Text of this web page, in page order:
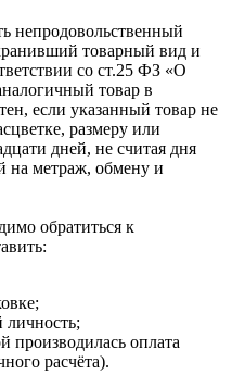
непродовольственный
товарный вид и
со ст.25 ФЗ «О
товар в
если указанный товар не
размеру или
дней, не считая дня
на метраж, обмену и
обратиться к
личность;
производилась оплата
расчёта).